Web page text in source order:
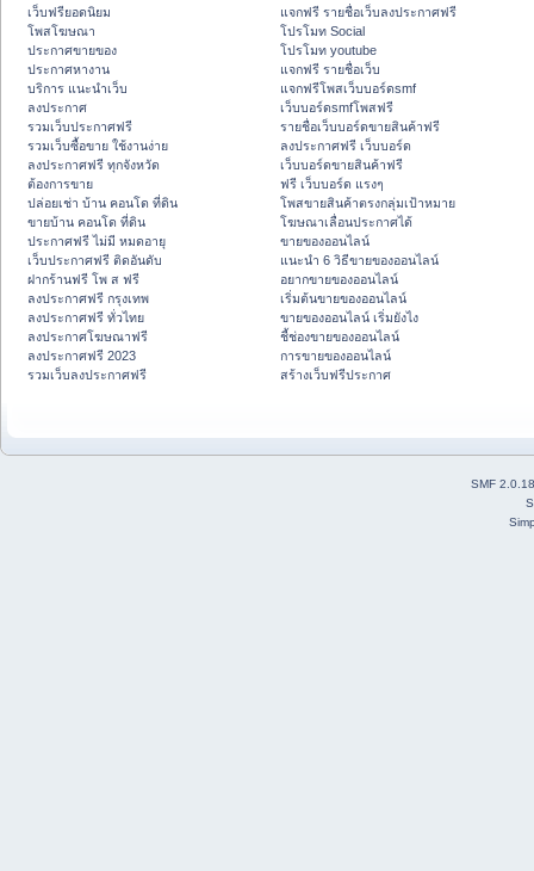
เว็บฟรียอดนิยม
โพสโฆษณา
ประกาศขายของ
ประกาศหางาน
บริการ แนะนำเว็บ
ลงประกาศ
รวมเว็บประกาศฟรี
รวมเว็บซื้อขาย ใช้งานง่าย
ลงประกาศฟรี ทุกจังหวัด
ต้องการขาย
ปล่อยเช่า บ้าน คอนโด ที่ดิน
ขายบ้าน คอนโด ที่ดิน
ประกาศฟรี ไม่มี หมดอายุ
เว็บประกาศฟรี ติดอันดับ
ฝากร้านฟรี โพ ส ฟรี
ลงประกาศฟรี กรุงเทพ
ลงประกาศฟรี ทั่วไทย
ลงประกาศโฆษณาฟรี
ลงประกาศฟรี 2023
รวมเว็บลงประกาศฟรี
แจกฟรี รายชื่อเว็บลงประกาศฟรี
โปรโมท Social
โปรโมท youtube
แจกฟรี รายชื่อเว็บ
แจกฟรีโพสเว็บบอร์ดsmf
เว็บบอร์ดsmfโพสฟรี
รายชื่อเว็บบอร์ดขายสินค้าฟรี
ลงประกาศฟรี เว็บบอร์ด
เว็บบอร์ดขายสินค้าฟรี
ฟรี เว็บบอร์ด แรงๆ
โพสขายสินค้าตรงกลุ่มเป้าหมาย
โฆษณาเลื่อนประกาศได้
ขายของออนไลน์
แนะนำ 6 วิธีขายของออนไลน์
อยากขายของออนไลน์
เริ่มต้นขายของออนไลน์
ขายของออนไลน์ เริ่มยังไง
ชี้ช่องขายของออนไลน์
การขายของออนไลน์
สร้างเว็บฟรีประกาศ
SMF 2.0.18